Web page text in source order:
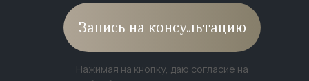
Запись на консультацию
Нажимая на кнопку, даю согласие на